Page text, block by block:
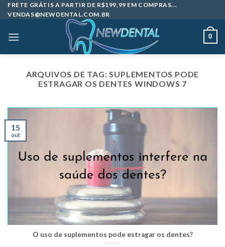
Skip
to
FRETE GRÁTIS A PARTIR DE R$199,99 EM COMPRAS...
VENDAS@NEWDENTAL.COM.BR
0
ARQUIVOS DE TAG:SUPLEMENTOS PODE
ESTRAGAR OS DENTES WINDOWS 7
O uso de suplementos pode estragar os dentes?
15
out